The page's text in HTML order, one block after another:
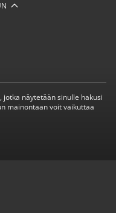
näytetään sinulle hakusi
mainontaan voit vaikuttaa